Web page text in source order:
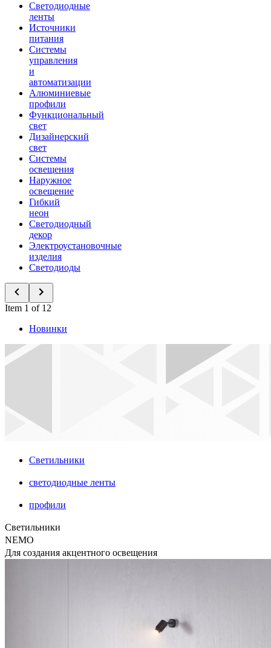
Светодиодные
ленты
Источники
питания
Системы
управления
и
автоматизации
Алюминиевые
профили
Функциональный
свет
Дизайнерский
свет
Системы
освещения
Наружное
освещение
Гибкий
неон
Светодиодный
декор
Электроустановочные
изделия
Светодиоды
Item 1 of 12
Новинки
Светильники
светодиодные ленты
профили
Светильники
NEMO
Для создания акцентного освещения